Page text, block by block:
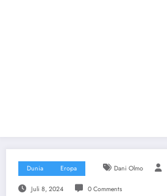
Dunia Eropa Dani Olmo
Juli 8, 2024 0 Comments